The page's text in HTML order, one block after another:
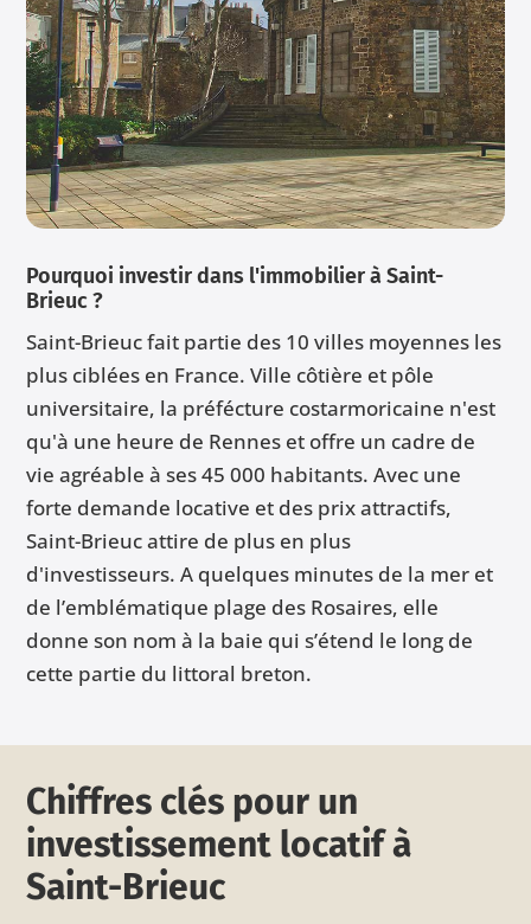
Pourquoi investir dans l'immobilier à Saint-
Brieuc ?
Saint-Brieuc fait partie des 10 villes moyennes les
plus ciblées en France. Ville côtière et pôle
universitaire, la préfécture costarmoricaine n'est
qu'à une heure de Rennes et offre un cadre de
vie agréable à ses 45 000 habitants. Avec une
forte demande locative et des prix attractifs,
Saint-Brieuc attire de plus en plus
d'investisseurs. A quelques minutes de la mer et
de l’emblématique plage des Rosaires, elle
donne son nom à la baie qui s’étend le long de
cette partie du littoral breton.
Chiffres clés pour un
investissement locatif à
Saint-Brieuc